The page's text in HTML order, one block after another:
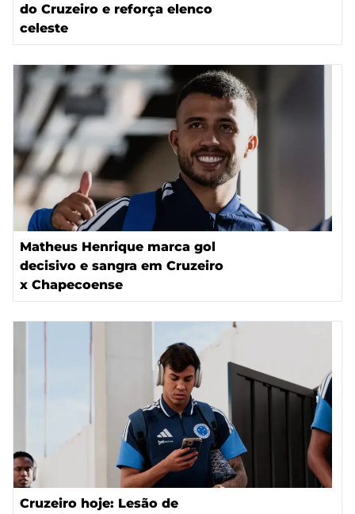
do Cruzeiro e reforça elenco
celeste
Matheus Henrique marca gol
decisivo e sangra em Cruzeiro
x Chapecoense
Cruzeiro hoje: Lesão de